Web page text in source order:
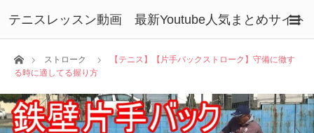
テニスレッスン動画 最新Youtube人気まとめサイト
ホームストローク
【テニス】【片手バックストローク】守備に徹す
る時に適してる握り方